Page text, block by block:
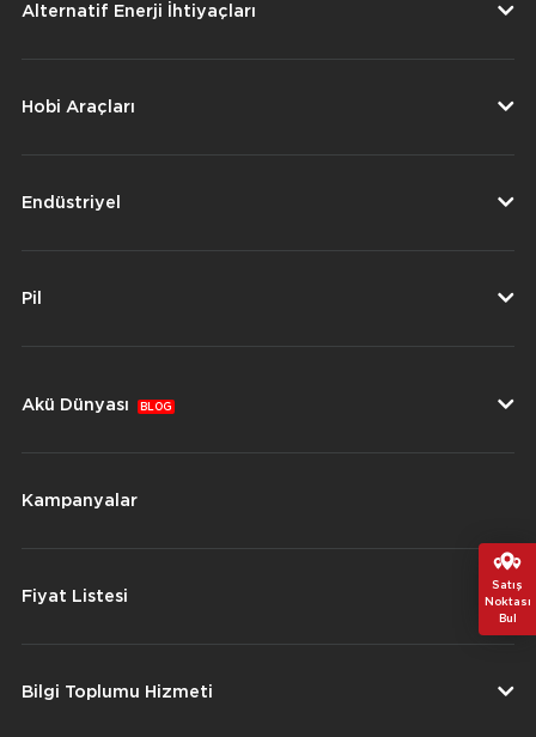
Satış
Noktası
Bul
Alternatif Enerji İhtiyaçları
Hobi Araçları
Endüstriyel
Pil
Akü Dünyası BLOG
Kampanyalar
Fiyat Listesi
Bilgi Toplumu Hizmeti